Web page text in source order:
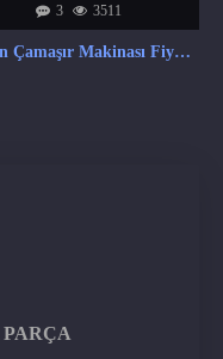
3
3511
Tolon Çamaşır Makinası Fiyat Listesi